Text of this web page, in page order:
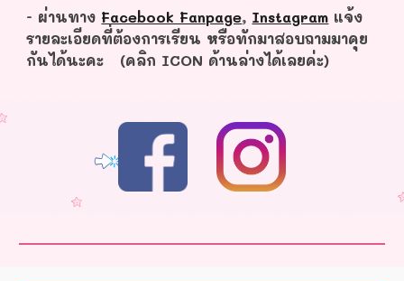
- ผ่านทาง Facebook Fanpage, Instagram แจ้ง
รายละเอียดที่ต้องการเรียน หรือทักมาสอบถามมาคุย
กันได้นะคะ (คลิก ICON ด้านล่างได้เลยค่ะ)